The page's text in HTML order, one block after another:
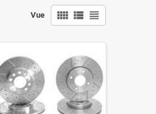
Vue view_comfy view_list view_headline